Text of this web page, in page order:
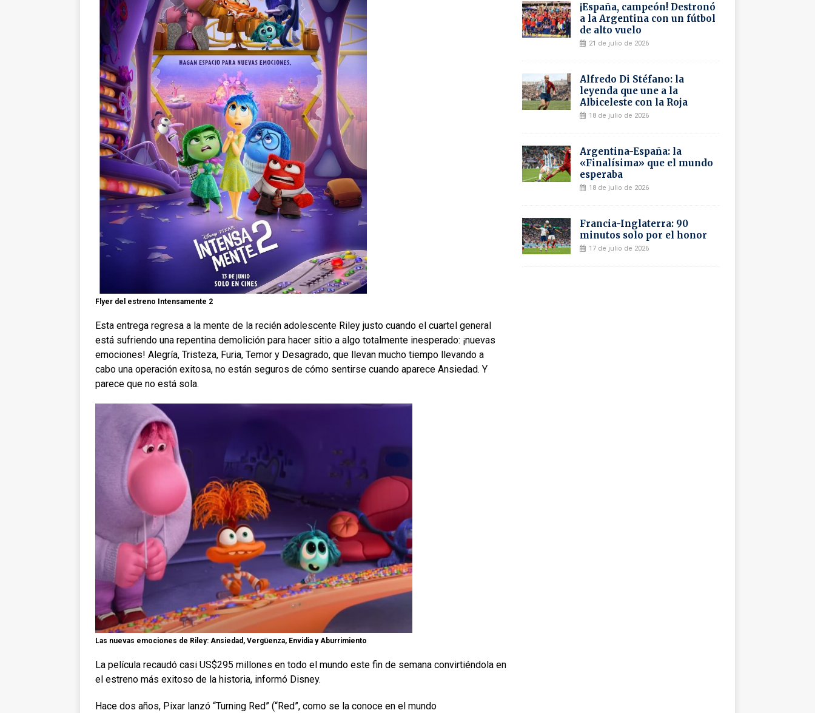
Flyer del estreno Intensamente 2
Esta entrega regresa a la mente de la recién adolescente Riley justo cuando el cuartel general
está sufriendo una repentina demolición para hacer sitio a algo totalmente inesperado: ¡nuevas
emociones! Alegría, Tristeza, Furia, Temor y Desagrado, que llevan mucho tiempo llevando a
cabo una operación exitosa, no están seguros de cómo sentirse cuando aparece Ansiedad. Y
parece que no está sola.
Las nuevas emociones de Riley: Ansiedad, Vergüenza, Envidia y Aburrimiento
La película recaudó casi US$295 millones en todo el mundo este fin de semana convirtiéndola en
el estreno más exitoso de la historia, informó Disney.
Hace dos años, Pixar lanzó “Turning Red” (“Red”, como se la conoce en el mundo
¡España, campeón! Destronó
a la Argentina con un fútbol
de alto vuelo
21 de julio de 2026
Alfredo Di Stéfano: la
leyenda que une a la
Albiceleste con la Roja
18 de julio de 2026
Argentina-España: la
«Finalísima» que el mundo
esperaba
18 de julio de 2026
Francia-Inglaterra: 90
minutos solo por el honor
17 de julio de 2026